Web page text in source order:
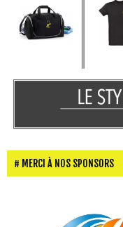
MERCI À NOS SPONSORS